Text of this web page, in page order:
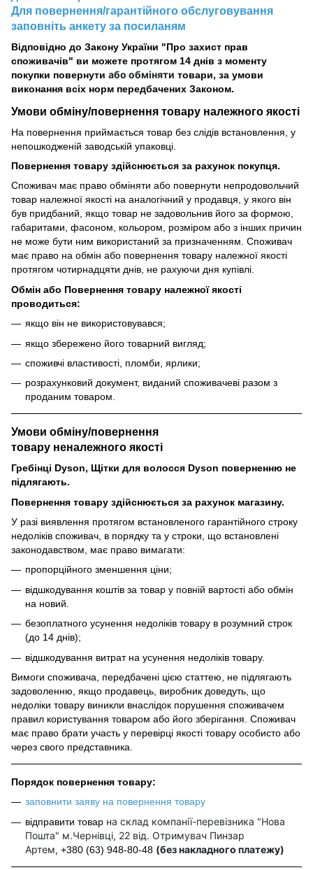
Для повернення/гарантійного обслуговування
заповніть анкету за посиланям
Відповідно до Закону України "Про захист прав
споживачів" ви можете протягом 14 днів з моменту
покупки повернути або обміняти товари, за умови
виконання всіх норм передбачених Законом.
Умови обміну/повернення товару належного якості
На повернення приймається товар без слідів встановлення, у
непошкодженій заводській упаковці.
Повернення товару здійснюється за рахунок покупця.
Споживач має право обміняти або повернути непродовольчий
товар належної якості на аналогічний у продавця, у якого він
був придбаний, якщо товар не задовольнив його за формою,
габаритами, фасоном, кольором, розміром або з інших причин
не може бути ним використаний за призначенням. Споживач
має право на обмін або повернення товару належної якості
протягом чотирнадцяти днів, не рахуючи дня купівлі.
Обмін або Повернення товару належної якості
проводиться:
якщо він не використовувався;
якщо збережено його товарний вигляд;
споживчі властивості, пломби, ярлики;
розрахунковий документ, виданий споживачеві разом з
проданим товаром.
Умови обміну/повернення
товару неналежного якості
Гребінці Dyson, Щітки для волосся Dyson поверненню не
підлягають.
Повернення товару здійснюється за рахунок магазину.
У разі виявлення протягом встановленого гарантійного строку
недоліків споживач, в порядку та у строки, що встановлені
законодавством, має право вимагати:
пропорційного зменшення ціни;
відшкодування коштів за товар у повній вартості або обмін
на новий.
безоплатного усунення недоліків товару в розумний строк
(до 14 днів);
відшкодування витрат на усунення недоліків товару.
Вимоги споживача, передбачені цією статтею, не підлягають
задоволенню, якщо продавець, виробник доведуть, що
недоліки товару виникли внаслідок порушення споживачем
правил користування товаром або його зберігання. Споживач
має право брати участь у перевірці якості товару особисто або
через свого представника.
Порядок повернення товару:
заповнити заяву на повернення товару
відправити товар на склад компанії-перевізника "Нова
Пошта" м.Чернівці, 22 від. Отримувач Пинзар
Артем, +380 (63) 948-80-48 (без накладного платежу)